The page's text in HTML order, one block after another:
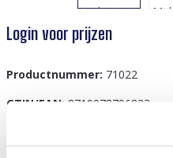
Login voor prijzen
Productnummer: 71022
GTIN/EAN: 8719978796823